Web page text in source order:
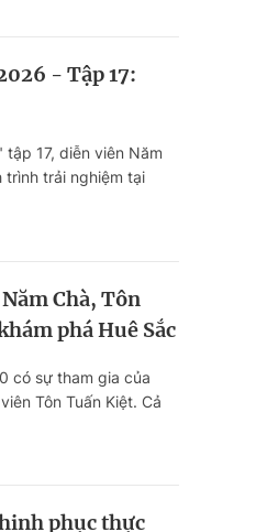
- Tập 17:
17, diễn viên Năm
trình trải nghiệm tại
Chà, Tôn
phá Huê Sắc
có sự tham gia của
Tôn Tuấn Kiệt. Cả
phục thực